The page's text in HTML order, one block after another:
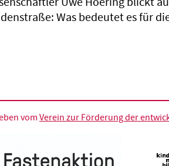
Was bedeutet es für
vom Verein zur Förderung der